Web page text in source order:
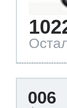
006